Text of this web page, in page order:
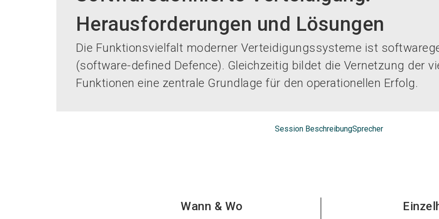
Herausforderungen und Lösungen
Die Funktionsvielfalt moderner Verteidigungssysteme ist
(software-defined Defence). Gleichzeitig bildet die Vernetzung der
Funktionen eine zentrale Grundlage für den operationellen Erfolg.
Session BeschreibungSprecher
Wann & Wo